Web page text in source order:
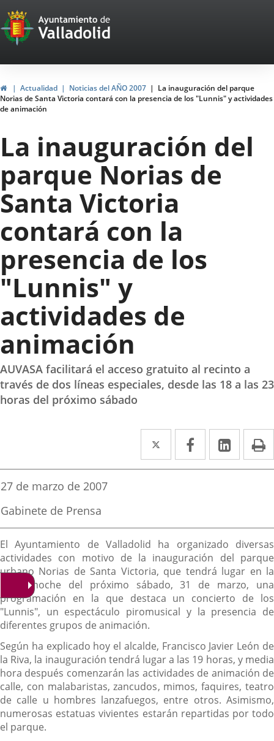
Portal
Web
del
Ayuntamiento
de
Valladolid
HomeActualidad Noticias del AÑO 2007
La inauguración del parque
Norias de Santa Victoria contará con la presencia de los "Lunnis" y actividades
de animación
La inauguración del
parque Norias de
Santa Victoria
contará con la
presencia de los
"Lunnis" y
actividades de
animación
AUVASA facilitará el acceso gratuito al recinto a
través de dos líneas especiales, desde las 18 a las 23
horas del próximo sábado
Twitter
Enlace
a
externa.
Facebook
Enlace
a
externa.
Enlace
a
Fecha
la
noticia
27 de marzo de 2007
Fuente
la
noticia
Gabinete de Prensa
Descripción
El Ayuntamiento de Valladolid ha organizado diversas
actividades con motivo de la inauguración del parque
urbano Norias de Santa Victoria, que tendrá lugar en la
tarde noche del próximo sábado, 31 de marzo, una
programación en la que destaca un concierto de los
"Lunnis", un espectáculo piromusical y la presencia de
diferentes grupos de animación.
Según ha explicado hoy el alcalde, Francisco Javier León de
la Riva, la inauguración tendrá lugar a las 19 horas, y media
hora después comenzarán las actividades de animación de
calle, con malabaristas, zancudos, mimos, faquires, teatro
de calle u hombres lanzafuegos, entre otros. Asimismo,
numerosas estatuas vivientes estarán repartidas por todo
el parque.